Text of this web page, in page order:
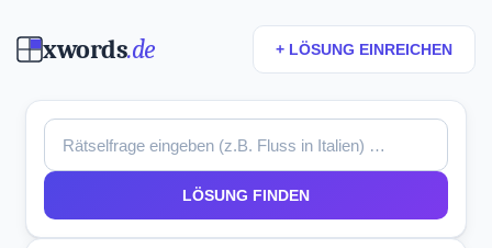
xwords.de + LÖSUNG EINREICHEN
LÖSUNG FINDEN